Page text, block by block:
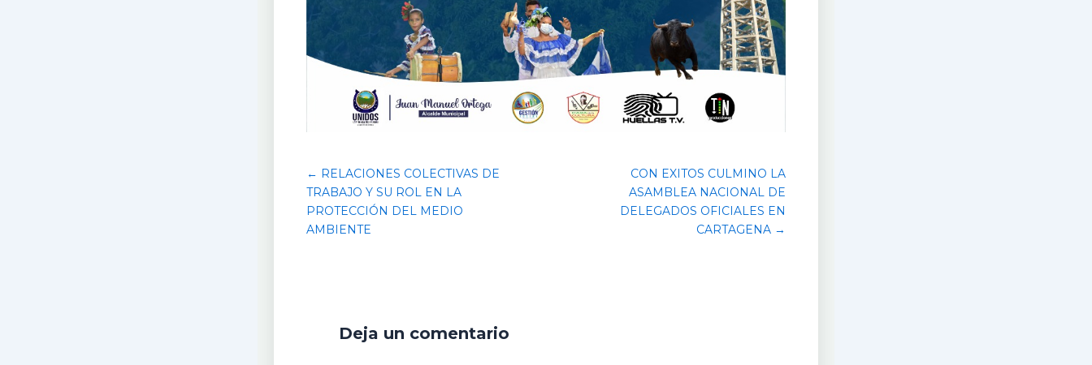
← RELACIONES COLECTIVAS DE
TRABAJO Y SU ROL EN LA
PROTECCIÓN DEL MEDIO
AMBIENTE
CON EXITOS CULMINO LA
ASAMBLEA NACIONAL DE
DELEGADOS OFICIALES EN
CARTAGENA →
Deja un comentario